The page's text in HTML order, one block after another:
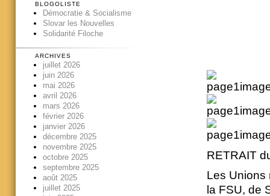
RETRAIT
Les Unions
la FSU, de
BLOGOLISTE
Démocratie & Socialisme
Slovar les Nouvelles
Solidarité Filoche
ARCHIVES
juillet 2026
juin 2026
mai 2026
avril 2026
mars 2026
février 2026
janvier 2026
décembre 2025
novembre 2025
octobre 2025
septembre 2025
août 2025
juillet 2025